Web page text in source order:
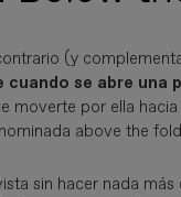
(y
cuando se abre una
moverte por ella
above the
sin hacer nada